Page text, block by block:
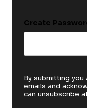
Create
By submitting
emails and
can unsubscribe